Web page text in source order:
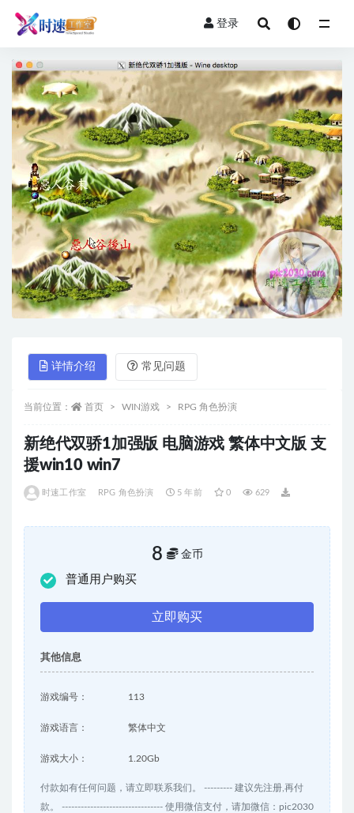
登录
详情介绍 常见问题
当前位置： 首页 WIN游戏 RPG 角色扮演
新绝代双骄1加强版 电脑游戏 繁体中文版 支
援win10 win7
时速工作室 RPG 角色扮演 5 年前 0 629
8 金币
普通用户购买
立即购买
其他信息
游戏编号： 113
游戏语言： 繁体中文
游戏大小： 1.20Gb
付款如有任何问题，请立即联系我们。 --------- 建议先注册,再付
款。 -------------------------------- 使用微信支付，请加微信：pic2030